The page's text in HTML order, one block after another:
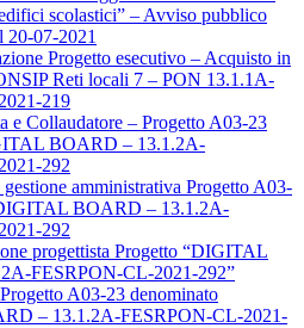
scolastici” – Avviso pubblico
20-07-2021
Progetto esecutivo – Acquisto in
Reti locali 7 – PON 13.1.1A-
219
e Collaudatore – Progetto A03-23
BOARD – 13.1.2A-
292
amministrativa Progetto A03-
BOARD – 13.1.2A-
292
progettista Progetto “DIGITAL
FESRPON-CL-2021-292”
A03-23 denominato
– 13.1.2A-FESRPON-CL-2021-